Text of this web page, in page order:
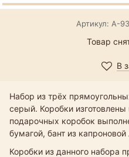
Артикул: А-
Товар
В
Набор из трёх
серый. Коробки изготовлены
подарочных коробок
бумагой, бант из капроновой
Коробки из данного набора